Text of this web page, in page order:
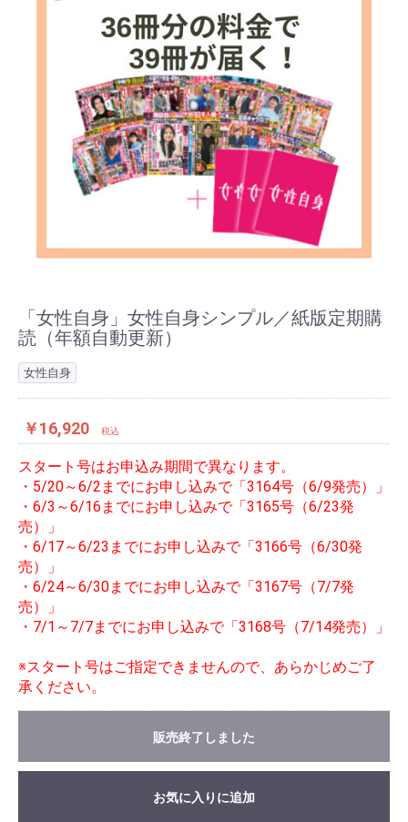
「女性自身」女性自身シンプル／紙版定期購
読（年額自動更新）
女性自身
￥16,920 税込
スタート号はお申込み期間で異なります。
・5/20～6/2までにお申し込みで「3164号（6/9発売）」
・6/3～6/16までにお申し込みで「3165号（6/23発
売）」
・6/17～6/23までにお申し込みで「3166号（6/30発
売）」
・6/24～6/30までにお申し込みで「3167号（7/7発
売）」
・7/1～7/7までにお申し込みで「3168号（7/14発売）」
※スタート号はご指定できませんので、あらかじめご了
承ください。
販売終了しました
お気に入りに追加